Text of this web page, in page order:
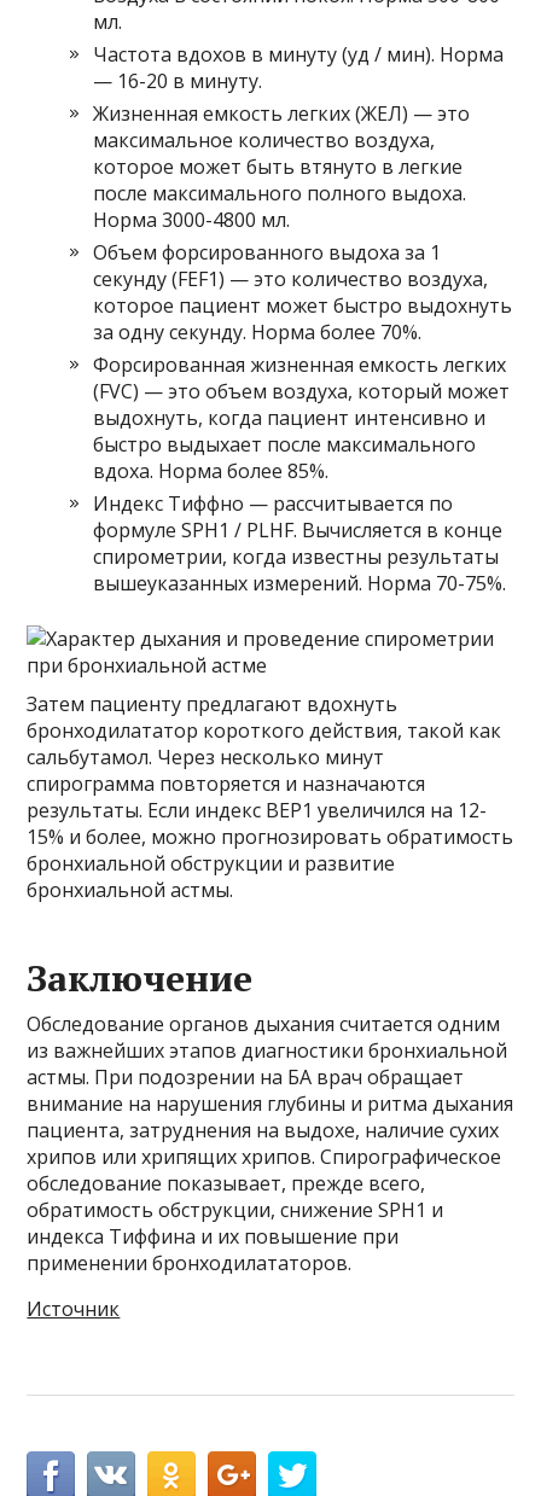
мл.
Частота вдохов в минуту (уд ​​/ мин). Норма
— 16-20 в минуту.
Жизненная емкость легких (ЖЕЛ) — это
максимальное количество воздуха,
которое может быть втянуто в легкие
после максимального полного выдоха.
Норма 3000-4800 мл.
Объем форсированного выдоха за 1
секунду (FEF1) — это количество воздуха,
которое пациент может быстро выдохнуть
за одну секунду. Норма более 70%.
Форсированная жизненная емкость легких
(FVC) — это объем воздуха, который может
выдохнуть, когда пациент интенсивно и
быстро выдыхает после максимального
вдоха. Норма более 85%.
Индекс Тиффно — рассчитывается по
формуле SPH1 / PLHF. Вычисляется в конце
спирометрии, когда известны результаты
вышеуказанных измерений. Норма 70-75%.
Затем пациенту предлагают вдохнуть
бронходилататор короткого действия, такой как
сальбутамол. Через несколько минут
спирограмма повторяется и назначаются
результаты. Если индекс BEP1 увеличился на 12-
15% и более, можно прогнозировать обратимость
бронхиальной обструкции и развитие
бронхиальной астмы.
Заключение
Обследование органов дыхания считается одним
из важнейших этапов диагностики бронхиальной
астмы. При подозрении на БА врач обращает
внимание на нарушения глубины и ритма дыхания
пациента, затруднения на выдохе, наличие сухих
хрипов или хрипящих хрипов. Спирографическое
обследование показывает, прежде всего,
обратимость обструкции, снижение SPH1 и
индекса Тиффина и их повышение при
применении бронходилататоров.
Источник